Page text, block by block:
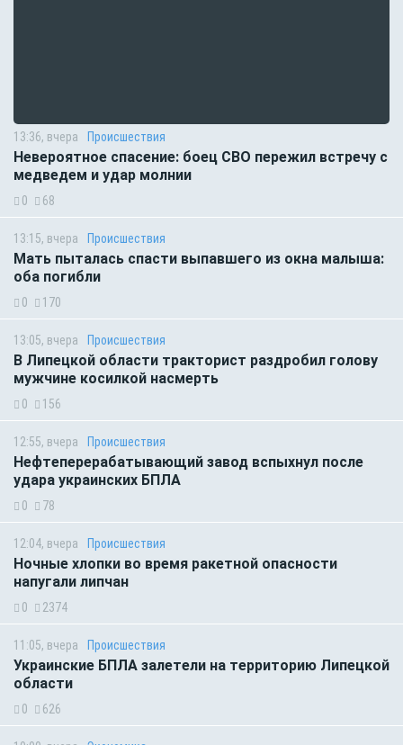
13:36, вчера Происшествия
Невероятное спасение: боец СВО пережил встречу с
медведем и удар молнии
0 68
13:15, вчера Происшествия
Мать пыталась спасти выпавшего из окна малыша:
оба погибли
0 170
13:05, вчера Происшествия
В Липецкой области тракторист раздробил голову
мужчине косилкой насмерть
0 156
12:55, вчера Происшествия
Нефтеперерабатывающий завод вспыхнул после
удара украинских БПЛА
0 78
12:04, вчера Происшествия
Ночные хлопки во время ракетной опасности
напугали липчан
0 2374
11:05, вчера Происшествия
Украинские БПЛА залетели на территорию Липецкой
области
0 626